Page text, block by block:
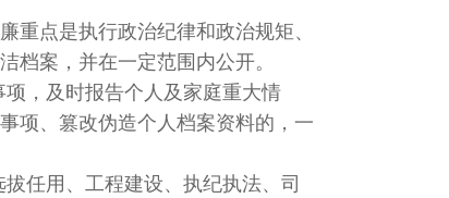
点是执行政治纪律和政治规矩、
档案，并在一定范围内公开。
，及时报告个人及家庭重大情
项、篡改伪造个人档案资料的，一
任用、工程建设、执纪执法、司